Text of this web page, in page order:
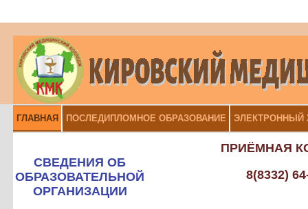
ГЛАВНАЯ ПОСЛЕДИПЛОМНОЕ ОБРАЗОВАНИЕ ЭЛЕКТРОННЫЙ
СВЕДЕНИЯ ОБ
ОБРАЗОВАТЕЛЬНОЙ
ОРГАНИЗАЦИИ
ПРИЁМНАЯ
8(8332)